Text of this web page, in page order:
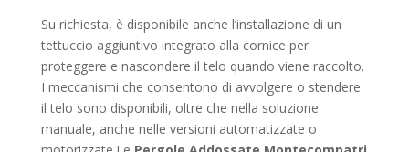
Su richiesta, è disponibile anche l’installazione di un
tettuccio aggiuntivo integrato alla cornice per
proteggere e nascondere il telo quando viene raccolto.
I meccanismi che consentono di avvolgere o stendere
il telo sono disponibili, oltre che nella soluzione
manuale, anche nelle versioni automatizzate o